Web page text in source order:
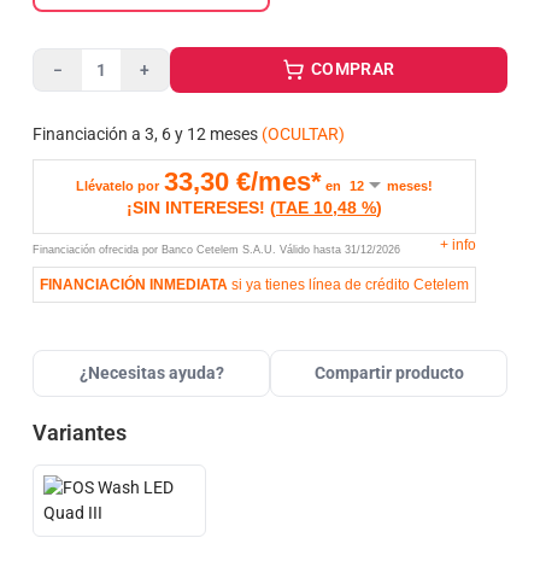
− + COMPRAR
Financiación a 3, 6 y 12 meses (OCULTAR)
Llévatelo por 33,30 €/mes* en meses!
¡SIN INTERESES! (TAE 10,48 %)
Financiación ofrecida por Banco Cetelem S.A.U. Válido hasta 31/12/2026 + info
FINANCIACIÓN INMEDIATA si ya tienes línea de crédito Cetelem
¿Necesitas ayuda? Compartir producto
Variantes